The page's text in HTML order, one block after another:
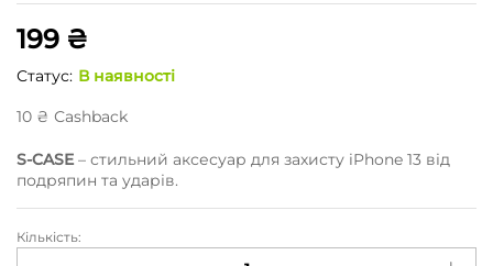
199 ₴
Статус: В наявності
10 ₴ Сashback
S-CASE– стильний аксесуар для захисту iPhone 13 від
подряпин та ударів.
Чохол
Кількість: